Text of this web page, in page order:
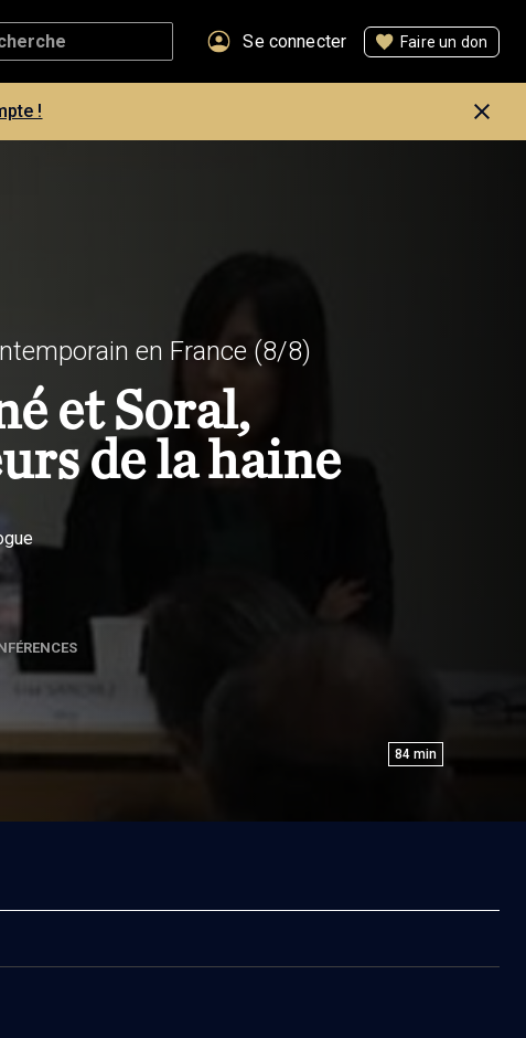
Se connecter Faire un don
!
en France (8/8)
et Soral,
de la haine
84 min